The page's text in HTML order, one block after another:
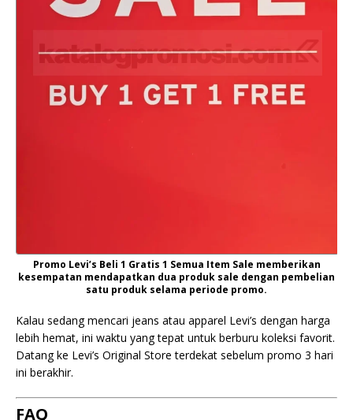
Promo Levi’s Beli 1 Gratis 1 Semua Item Sale memberikan
kesempatan mendapatkan dua produk sale dengan pembelian
satu produk selama periode promo.
Kalau sedang mencari jeans atau apparel Levi’s dengan harga
lebih hemat, ini waktu yang tepat untuk berburu koleksi favorit.
Datang ke Levi’s Original Store terdekat sebelum promo 3 hari
ini berakhir.
FAQ